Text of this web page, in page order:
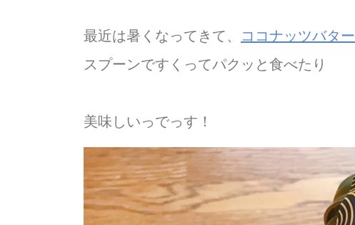
最近は暑くなってきて、 ココナッツバター
スプーンですくってパクッと食べたり
美味しいっでっす！